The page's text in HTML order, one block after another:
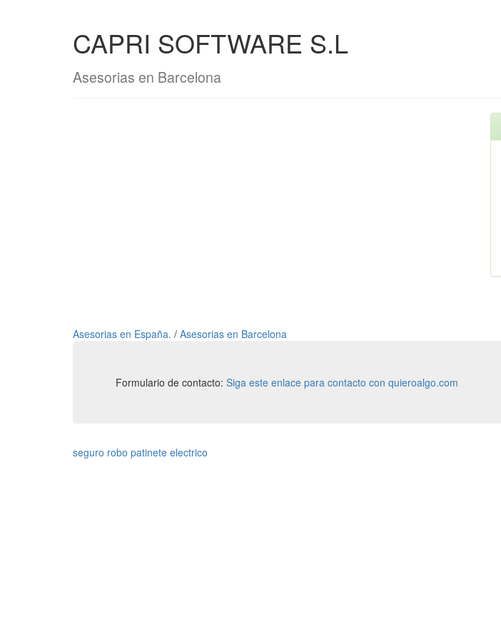
CAPRI SOFTWARE S.L
Asesorias en Barcelona
Asesorias en España. / Asesorias en Barcelona
Formulario de contacto: Siga este enlace para contacto con quieroalgo.com
seguro robo patinete electrico